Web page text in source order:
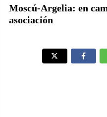
Moscú-Argelia: en
asociación